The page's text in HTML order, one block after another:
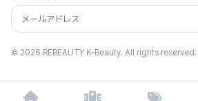
© 2026 REBEAUTY K-Beauty. All rights reserved.